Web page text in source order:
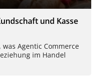
und Kasse
Agentic Commerce
im Handel